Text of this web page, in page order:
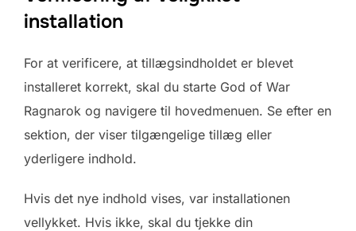
installation
For at verificere, at tillægsindholdet er blevet
installeret korrekt, skal du starte God of War
Ragnarok og navigere til hovedmenuen. Se efter en
sektion, der viser tilgængelige tillæg eller
yderligere indhold.
Hvis det nye indhold vises, var installationen
vellykket. Hvis ikke, skal du tjekke din